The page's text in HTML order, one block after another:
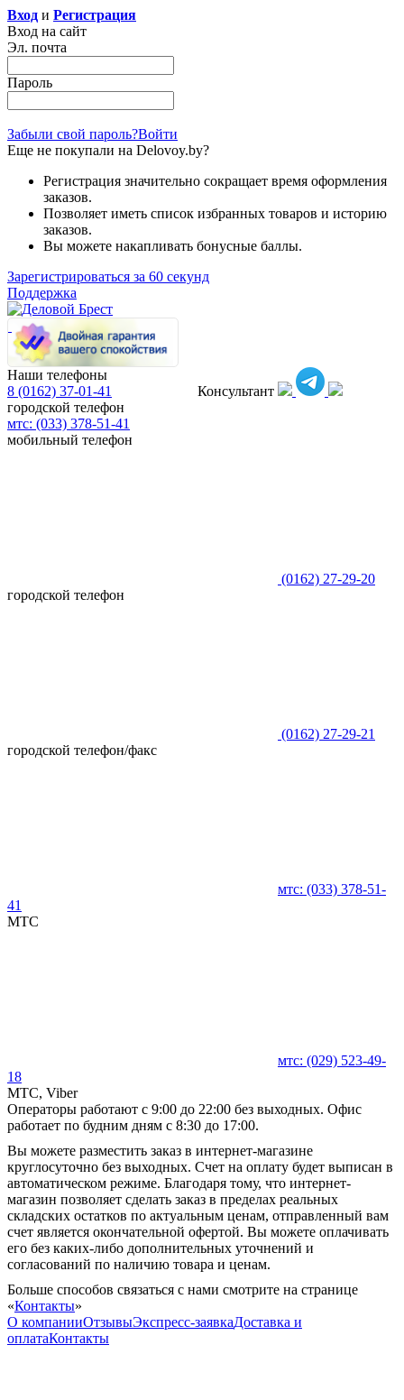
Вход и Регистрация
Вход на сайт
Эл. почта
Пароль
Забыли свой пароль?Войти
Еще не покупали на Delovoy.by?
Регистрация значительно сокращает время оформления
заказов.
Позволяет иметь список избранных товаров и историю
заказов.
Вы можете накапливать бонусные баллы.
Зарегистрироваться за 60 секунд
Поддержка
Консультант
Наши телефоны
8 (0162) 37-01-41
городской телефон
мтс: (033) 378-51-41
мобильный телефон
(0162) 27-29-20
городской телефон
(0162) 27-29-21
городской телефон/факс
мтс: (033) 378-51-
41
MTC
мтс: (029) 523-49-
18
MTC, Viber
Операторы работают с 9:00 до 22:00 без выходных. Офис
работает по будним дням с 8:30 до 17:00.
Вы можете разместить заказ в интернет-магазине
круглосуточно без выходных. Счет на оплату будет выписан в
автоматическом режиме. Благодаря тому, что интернет-
магазин позволяет сделать заказ в пределах реальных
складских остатков по актуальным ценам, отправленный вам
счет является окончательной офертой. Вы можете оплачивать
его без каких-либо дополнительных уточнений и
согласований по наличию товара и ценам.
Больше способов связаться с нами смотрите на странице
«Контакты»
О компанииОтзывыЭкспресс-заявкаДоставка и
оплатаКонтакты